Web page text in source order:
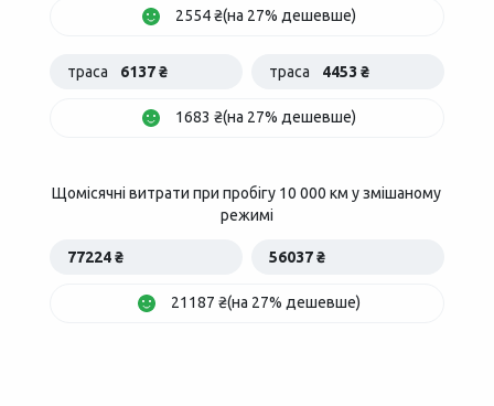
2554 ₴(на 27% дешевше)
траса 6137 ₴ траса 4453 ₴
1683 ₴(на 27% дешевше)
Щомісячні витрати при пробігу 10 000 км у змішаному
режимі
77224 ₴ 56037 ₴
21187 ₴(на 27% дешевше)